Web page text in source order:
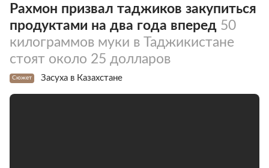
Рахмон призвал таджиков закупиться
продуктами на два года вперед 50
килограммов муки в Таджикистане
стоят около 25 долларов
Сюжет Засуха в Казахстане